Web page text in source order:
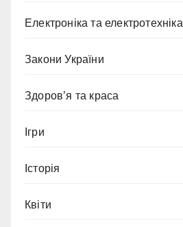
Електроніка та електротехніка
Закони України
Здоров’я та краса
Ігри
Історія
Квіти